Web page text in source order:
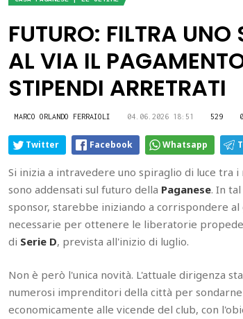
FUTURO: FILTRA
AL VIA IL
STIPENDI ARRETRATI
MARCO ORLANDO FERRAIOLI 04.06.2026 18:51 529 0
Twitter Facebook Whatsapp
Si inizia a intravedere uno spiraglio di luce tra
sono addensati sul futuro della Paganese. In
sponsor, starebbe iniziando a corrispondere
necessarie per ottenere le liberatorie
di Serie D, prevista all'inizio di luglio.
Non è però l'unica novità. L'attuale dirigenza
numerosi imprenditori della città per
economicamente alle vicende del club, con